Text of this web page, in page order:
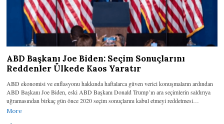
ABD Başkanı Joe Biden: Seçim Sonuçlarını
Reddenler Ülkede Kaos Yaratır
ABD ekonomisi ve enflasyonu hakkında haftalarca güven verici konuşmaların ardından
ABD Başkanı Joe Biden, eski ABD Başkanı Donald Trump’ın ara seçimlerin saldırıya
uğramasından birkaç gün önce 2020 seçim sonuçlarını kabul etmeyi reddetmesi…
More